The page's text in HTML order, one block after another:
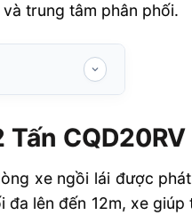
trung tâm phân phối.
xe ngồi lái được
lên đến 12m, xe